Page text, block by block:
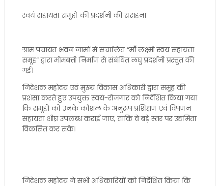
स्वयं सहायता समूहों की प्रदर्शनी की सराहना
ग्राम पंचायत भवन जामों में संचालित “माँ लक्ष्मी स्वयं सहायता
समूह” द्वारा मोमबत्ती निर्माण से संबंधित लघु प्रदर्शनी प्रस्तुत की
गई।
निदेशक महोदय एवं मुख्य विकास अधिकारी द्वारा समूह की
प्रशंसा करते हुए उपयुक्त स्वयं-रोजगार को निर्देशित किया गया
कि समूहों को उनके कौशल के अनुरूप प्रशिक्षण एवं विपणन
सहायता शीघ्र उपलब्ध कराई जाए, ताकि वे बड़े स्तर पर उद्यमिता
विकसित कर सकें।
निदेशक महोदय ने सभी अधिकारियों को निर्देशित किया कि